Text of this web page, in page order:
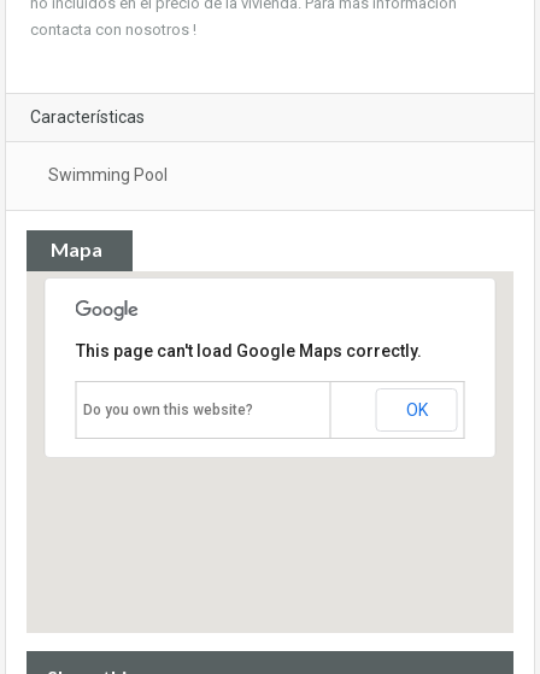
contacta con nosotros !
Características
Swimming Pool
Mapa
This page can't load Google Maps correctly.
Do you own this website? OK